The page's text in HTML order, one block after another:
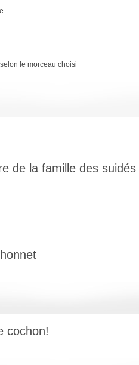
le morceau choisi
de la famille des suidés
cochon!